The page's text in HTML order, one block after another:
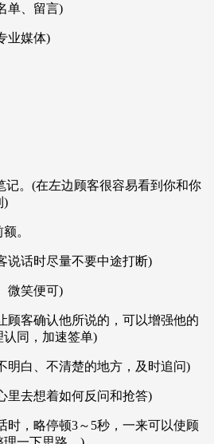
单、留言)
业媒体)
记。(在左边顾客很容易看到你和你
)
。
话时尽量不要中途打断)
微笑便可)
客确认他所说的，可以增强他的
认同，加速签单)
白、不清楚的地方，及时追问)
去想着如何反问和抢答)
，略停顿3～5秒，一来可以使顾